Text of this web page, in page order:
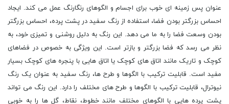
عنوان پس زمینه ای خوب برای اجسام و الگوهای رنگارنگ عمل می کند. ایجاد
احساس بزرگتر بودن فضا، استفاده از رنگ سفید در پشت پرده، احساس بزرگتر
بودن وسعت فضا را به ما می دهد. این رنگ به دلیل روشنی و تمیزی خود، به
نظر می رسد که فضا بزرگتر و بازتر است. این ویژگی به خصوص در فضاهای
کوچک و تاریک مانند اتاق های کوچک یا اتاق هایی با پنجره های کوچک بسیار
مفید است. قابلیت ترکیب با الگوها و طرح ها، رنگ سفید به عنوان یک رنگ
نیوترال، قابلیت ترکیب با الگوها و طرح های مختلف را دارد. این رنگ می تواند
پشت پرده هایی با الگوهای مختلف مانند خطوط، نقاط، گل ها را به خوبی